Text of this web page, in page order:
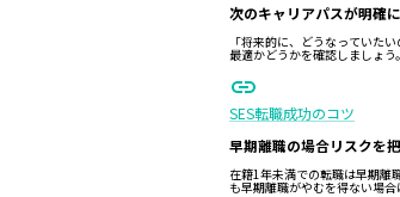
次のキャリアパスが明確
「将来的に、どうなっていた
最適かどうかを確認しましょう
SES転職成功のコツ
早期離職の場合リスクを
在籍1年未満での転職は早期離
も早期離職がやむを得ない場